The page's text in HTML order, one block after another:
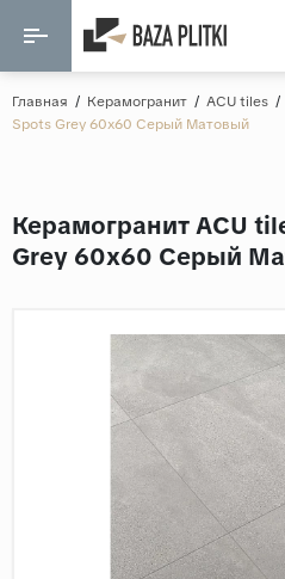
Назад
Мозаика
Розетки и освещение
Главная / Керамогранит / ACU tiles /
Spots Grey 60x60 Серый Матовый
Керамогранит ACU
Grey 60x60 Серый